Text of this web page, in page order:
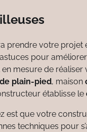
prendre votre projet
pour
mesure de
plain-pied, maison
établisse le
est que votre
techniques pour